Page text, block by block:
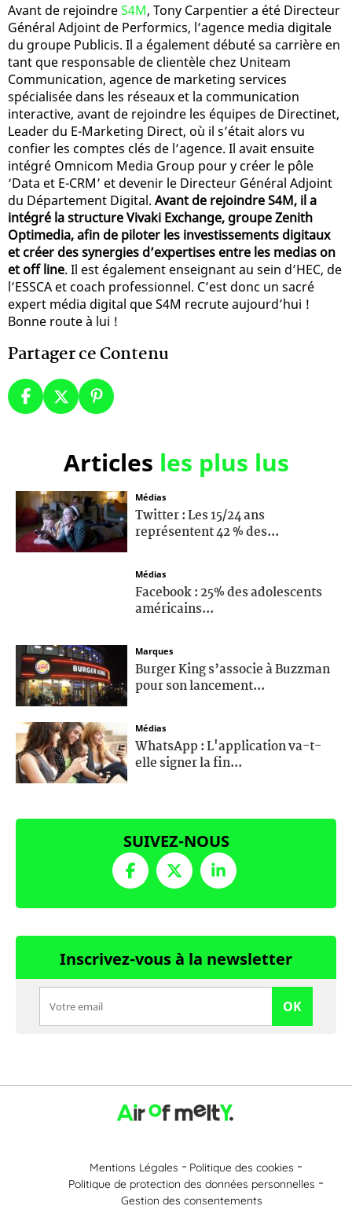
Avant de rejoindreS4M, Tony Carpentier a été Directeur
Général Adjoint de Performics, l’agence media digitale
du groupe Publicis. Il a également débuté sa carrière en
tant que responsable de clientèle chez Uniteam
Communication, agence de marketing services
spécialisée dans les réseaux et la communication
interactive, avant de rejoindre les équipes de Directinet,
Leader du E-Marketing Direct, où il s’était alors vu
confier les comptes clés de l’agence. Il avait ensuite
intégré Omnicom Media Group pour y créer le pôle
‘Data et E-CRM’ et devenir le Directeur Général Adjoint
du Département Digital. Avant de rejoindre S4M, il a
intégré la structure Vivaki Exchange, groupe Zenith
Optimedia, afin de piloter les investissements digitaux
et créer des synergies d’expertises entre les medias on
et off line. Il est également enseignant au sein d’HEC, de
l’ESSCA et coach professionnel. C’est donc un sacré
expert média digital que S4M recrute aujourd’hui !
Bonne route à lui !
Partager ce Contenu
Articles les plus lus
Médias
Twitter : Les 15/24 ans
représentent 42 % des...
Médias
Facebook : 25% des adolescents
américains...
Marques
Burger King s’associe à Buzzman
pour son lancement...
Médias
WhatsApp : L'application va-t-
elle signer la fin...
SUIVEZ-NOUS
Inscrivez-vous à la newsletter
OK
Mentions Légales
Politique des cookies
Politique de protection des données personnelles
Gestion des consentements